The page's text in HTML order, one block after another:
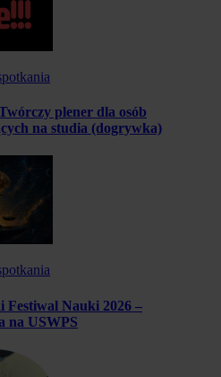
plener dla osób
na studia (dogrywka)
Festiwal Nauki 2026 –
na USWPS